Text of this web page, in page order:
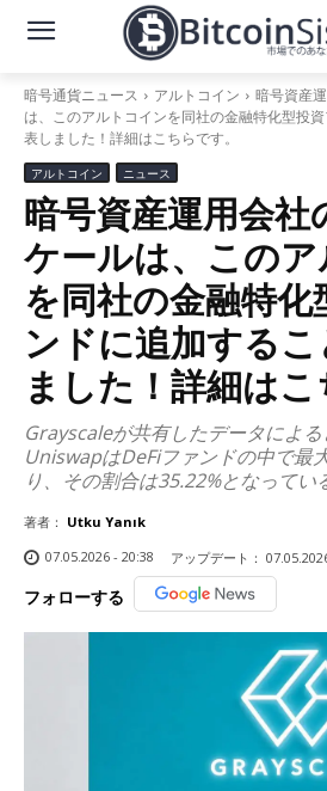
暗号通貨ニュース アルトコイン
暗号資産
は、このアルトコインを同社の金融特化型投
表しました！詳細はこちらです。
アルトコイン ニュース
暗号資産運用会社
ケールは、この
を同社の金融特化
ンドに追加するこ
ました！詳細はこ
Grayscaleが共有したデータによる
UniswapはDeFiファンドの中で最
り、その割合は35.22%となってい
著者： Utku Yanık
07.05.2026 - 20:38
アップデート：
フォローする